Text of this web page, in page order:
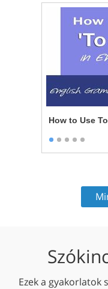
How to Use
Ezek a gyakorlatok